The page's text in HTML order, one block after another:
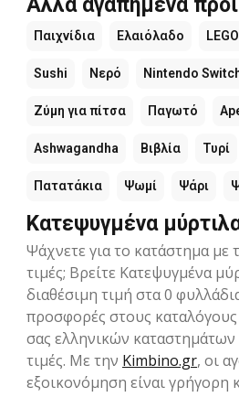
Άλλα αγαπημένα
Παιχνίδια Ελαιόλαδο LEGO
Sushi Νερό Nintendo
Ζύμη για πίτσα Παγωτό
Ashwagandha Βιβλία Τυρί
Πατατάκια Ψωμί Ψάρι
Κατεψυγμένα
Ψάχνετε για το κατάστημα με
τιμές; Βρείτε Κατεψυγμένα
διαθέσιμη τιμή στα 0
προσφορές στους
σας ελληνικών καταστημάτων
τιμές. Με την Kimbino.gr, οι
εξοικονόμηση είναι γρήγορη